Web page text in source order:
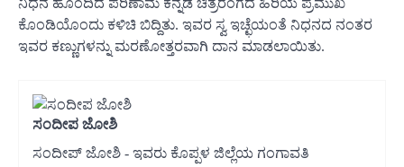
ನಿಧನ ಹೊಂದಿದ ಪರಿಣಾಮ ಕನ್ನಡ ಚಿತ್ರರಂಗದ ಹಿರಿಯ ಪ್ರಮುಖ
ಕೊಂಡಿಯೊಂದು ಕಳಿಚಿ ಬಿದ್ದಿತು. ಇವರ ಸ್ವ ಇಚ್ಛೆಯಂತೆ ನಿಧನದ ನಂತರ
ಇವರ ಕಣ್ಣುಗಳನ್ನು ಮರಣೋತ್ತರವಾಗಿ ದಾನ ಮಾಡಲಾಯಿತು.
ಸಂದೀಪ ಜೋಶಿ
ಸಂದೀಪ್ ಜೋಶಿ - ಇವರು ಕೊಪ್ಪಳ ಜಿಲ್ಲೆಯ ಗಂಗಾವತಿ